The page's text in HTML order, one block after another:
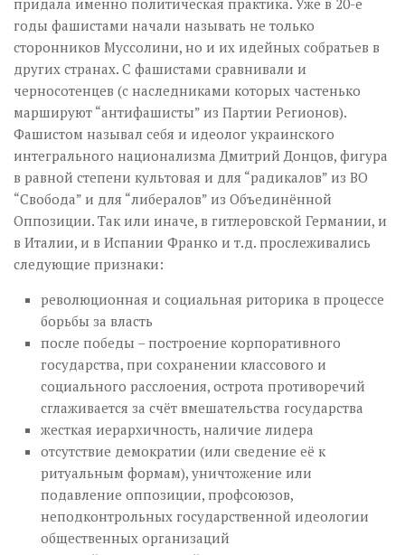
годы фашистами начали называть не только
сторонников Муссолини, но и их идейных собратьев в
других странах. С фашистами сравнивали и
черносотенцев (с наследниками которых частенько
маршируют “антифашисты” из Партии Регионов).
Фашистом называл себя и идеолог украинского
интегрального национализма Дмитрий Донцов, фигура
в равной степени культовая и для “радикалов” из ВО
“Свобода” и для “либералов” из Объединённой
Оппозиции. Так или иначе, в гитлеровской Германии, и
в Италии, и в Испании Франко и т.д. прослеживались
следующие признаки:
революционная и социальная риторика в процессе
борьбы за власть
после победы – построение корпоративного
государства, при сохранении классового и
социального расслоения, острота противоречий
сглаживается за счёт вмешательства государства
жесткая иерархичность, наличие лидера
отсутствие демократии (или сведение её к
ритуальным формам), уничтожение или
подавление оппозиции, профсоюзов,
неподконтрольных государственной идеологии
общественных организаций